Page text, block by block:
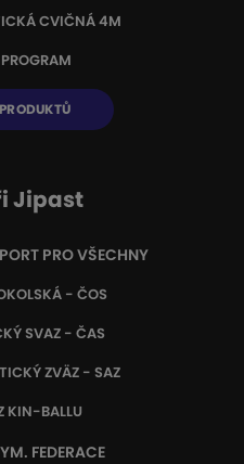
CVIČNÁ 4M
Jipast
PRO VŠECHNY
- ČOS
SVAZ - ČAS
ZVÄZ - SAZ
KIN-BALLU
FEDERACE